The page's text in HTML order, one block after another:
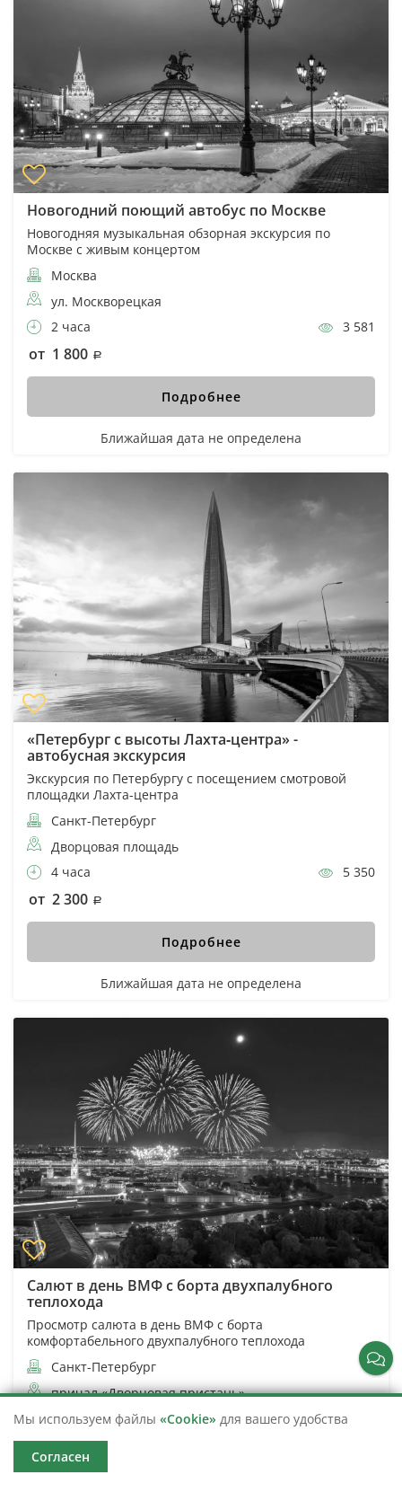
Новогодний поющий автобус по Москве
Новогодняя музыкальная обзорная экскурсия по
Москве с живым концертом
Москва
ул. Москворецкая
2 часа
3 581
от 1 800
Подробнее
Ближайшая дата не определена
«Петербург с высоты Лахта‑центра» -
автобусная экскурсия
Экскурсия по Петербургу с посещением смотровой
площадки Лахта-центра
Санкт-Петербург
Дворцовая площадь
4 часа
5 350
от 2 300
Подробнее
Ближайшая дата не определена
Салют в день ВМФ с борта двухпалубного
теплохода
Просмотр салюта в день ВМФ с борта
комфортабельного двухпалубного теплохода
Санкт-Петербург
причал «Дворцовая пристань»
1 час 30 минут
11 620
от 2 400
Мы используем файлы «Cookie» для вашего удобства
Согласен